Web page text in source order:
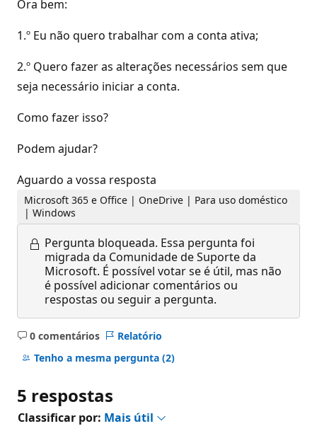
Ora bem:
1.º Eu não quero trabalhar com a conta ativa;
2.º Quero fazer as alterações necessários sem que
seja necessário iniciar a conta.
Como fazer isso?
Podem ajudar?
Aguardo a vossa resposta
Microsoft 365 e Office | OneDrive | Para uso doméstico
| Windows
Pergunta bloqueada. Essa pergunta foi
migrada da Comunidade de Suporte da
Microsoft. É possível votar se é útil, mas não
é possível adicionar comentários ou
respostas ou seguir a pergunta.
0 comentários
Sem
comentários
Relatório
Tenho a mesma pergunta (2)
5 respostas
Classificar por: Mais útil